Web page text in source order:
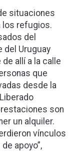
situaciones
los refugios.
del
del Uruguay
allí a la calle
que
desde la
son
un alquiler.
vínculos
apoyo”,